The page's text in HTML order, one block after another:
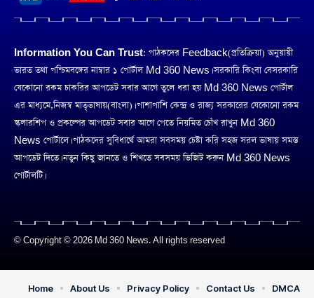
Information You Can Trust: পাঠকদের Feedback(প্রতিক্রিয়া) অনুয়ায়ী
ভারত তথা পশ্চিমবঙ্গের নাম্বার ১ পোর্টাল Md 360 News। সরকারি কিংবা বেসরকারি
যেকোনো রকম চাকরির আপডেট সবার আগে তুলে ধরা হয় Md 360 News পোর্টাল
এর মাধ্যমে,নিজস্ব মাতৃভাষায়(বাংলা)। পাশাপাশি কেন্দ্র ও রাজ্য সরকারের যেকোনো রকম
স্কলারশিপ ও প্রকল্পের আপডেট সবার আগে পেতে নিয়মিত চোঁখ রাখুন Md 360
News পোর্টালে। পাঠকদের সুবিধার্থে আমরা সবসময় চেষ্টা করি সহজ সরল ভাষায় সমস্ত
আপডেট দিতে। নতুন কিছু জানতে ও শিখতে সবসময় ভিজিট করুন Md 360 News
পোর্টালটি।
© Copyright © 2026 Md 360 News. All rights reserved
Home About Us Privacy Policy Contact Us DMCA